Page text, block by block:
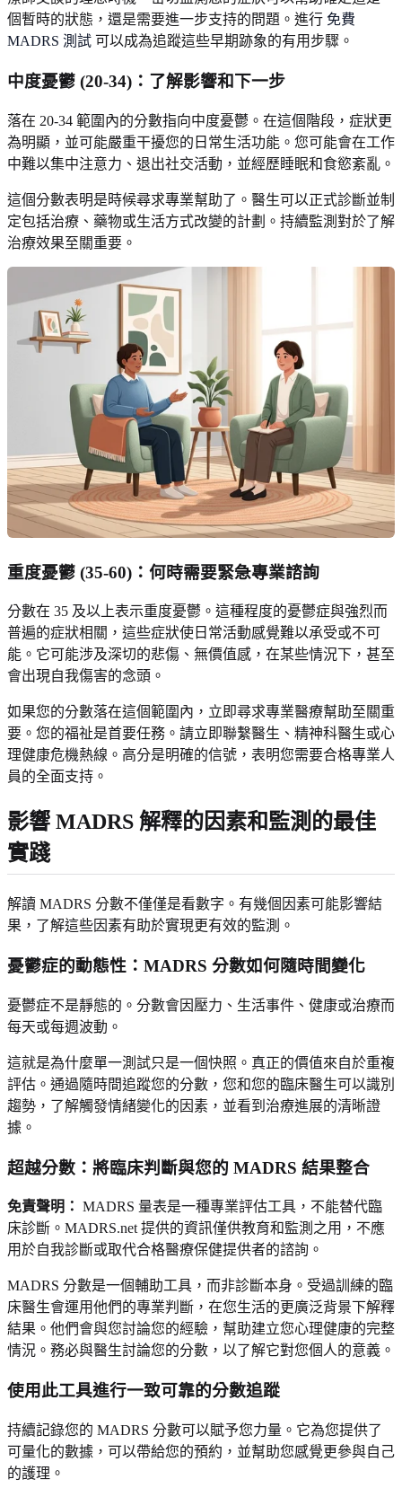
個暫時的狀態，還是需要進一步支持的問題。進行 免費
MADRS 測試 可以成為追蹤這些早期跡象的有用步驟。
中度憂鬱 (20-34)：了解影響和下一步
落在 20-34 範圍內的分數指向中度憂鬱。在這個階段，症狀更
為明顯，並可能嚴重干擾您的日常生活功能。您可能會在工作
中難以集中注意力、退出社交活動，並經歷睡眠和食慾紊亂。
這個分數表明是時候尋求專業幫助了。醫生可以正式診斷並制
定包括治療、藥物或生活方式改變的計劃。持續監測對於了解
治療效果至關重要。
重度憂鬱 (35-60)：何時需要緊急專業諮詢
分數在 35 及以上表示重度憂鬱。這種程度的憂鬱症與強烈而
普遍的症狀相關，這些症狀使日常活動感覺難以承受或不可
能。它可能涉及深切的悲傷、無價值感，在某些情況下，甚至
會出現自我傷害的念頭。
如果您的分數落在這個範圍內，立即尋求專業醫療幫助至關重
要。您的福祉是首要任務。請立即聯繫醫生、精神科醫生或心
理健康危機熱線。高分是明確的信號，表明您需要合格專業人
員的全面支持。
影響 MADRS 解釋的因素和監測的最佳
實踐
解讀 MADRS 分數不僅僅是看數字。有幾個因素可能影響結
果，了解這些因素有助於實現更有效的監測。
憂鬱症的動態性：MADRS 分數如何隨時間變化
憂鬱症不是靜態的。分數會因壓力、生活事件、健康或治療而
每天或每週波動。
這就是為什麼單一測試只是一個快照。真正的價值來自於重複
評估。通過隨時間追蹤您的分數，您和您的臨床醫生可以識別
趨勢，了解觸發情緒變化的因素，並看到治療進展的清晰證
據。
超越分數：將臨床判斷與您的 MADRS 結果整合
免責聲明： MADRS 量表是一種專業評估工具，不能替代臨
床診斷。MADRS.net 提供的資訊僅供教育和監測之用，不應
用於自我診斷或取代合格醫療保健提供者的諮詢。
MADRS 分數是一個輔助工具，而非診斷本身。受過訓練的臨
床醫生會運用他們的專業判斷，在您生活的更廣泛背景下解釋
結果。他們會與您討論您的經驗，幫助建立您心理健康的完整
情況。務必與醫生討論您的分數，以了解它對您個人的意義。
使用此工具進行一致可靠的分數追蹤
持續記錄您的 MADRS 分數可以賦予您力量。它為您提供了
可量化的數據，可以帶給您的預約，並幫助您感覺更參與自己
的護理。